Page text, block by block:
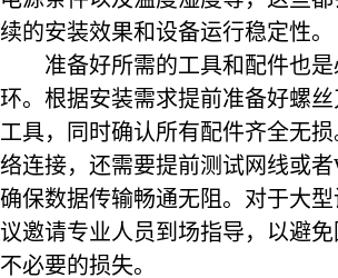
续的安装效果和设备运行稳定性。
准备好所需的工具和配件也
环。根据安装需求提前准备好螺
工具，同时确认所有配件齐全无
络连接，还需要提前测试网线或者
确保数据传输畅通无阻。对于大
议邀请专业人员到场指导，以避
不必要的损失。